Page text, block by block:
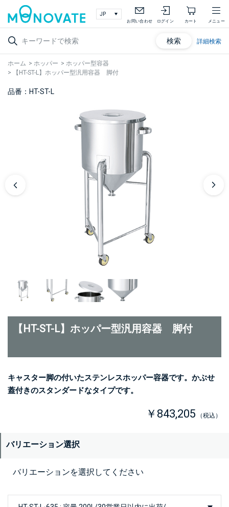
お問い合わせ ログイン カート メニュー
検索 詳細検索
ホーム > ホッパー > ホッパー型容器
>
【HT-ST-L】ホッパー型汎用容器 脚付
品番：HT-ST-L
【HT-ST-L】ホッパー型汎用容器 脚付
キャスター脚の付いたステンレスホッパー容器です。かぶせ
蓋付きのスタンダードなタイプです。
￥843,205 （税込）
バリエーション選択
バリエーションを選択してください